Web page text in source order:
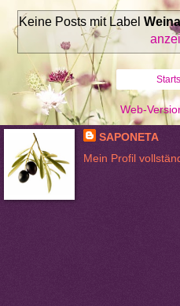
Keine Posts mit Label
Web-
SAPONETA
Mein Profil